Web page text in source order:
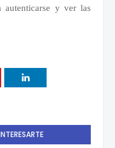
autenticarse y ver las